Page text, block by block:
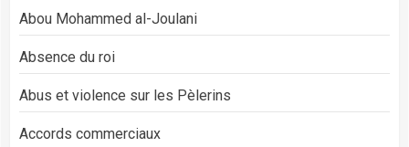
Abou Mohammed al-Joulani
Absence du roi
Abus et violence sur les Pèlerins
Accords commerciaux